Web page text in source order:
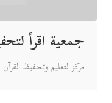
جمعية اقرأ
مركز لتعليم وتحفيظ